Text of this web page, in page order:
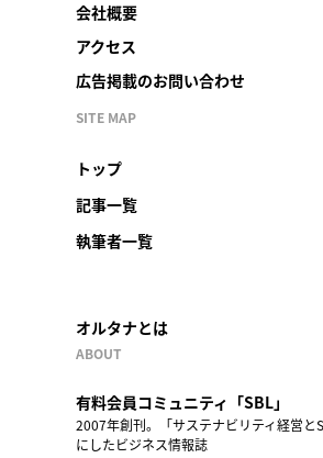
会社概要
アクセス
広告掲載のお問い合わせ
SITE MAP
トップ
記事一覧
執筆者一覧
オルタナとは
ABOUT
有料会員コミュニティ「SBL」
2007年創刊。「サステナビリティ経営と
にしたビジネス情報誌